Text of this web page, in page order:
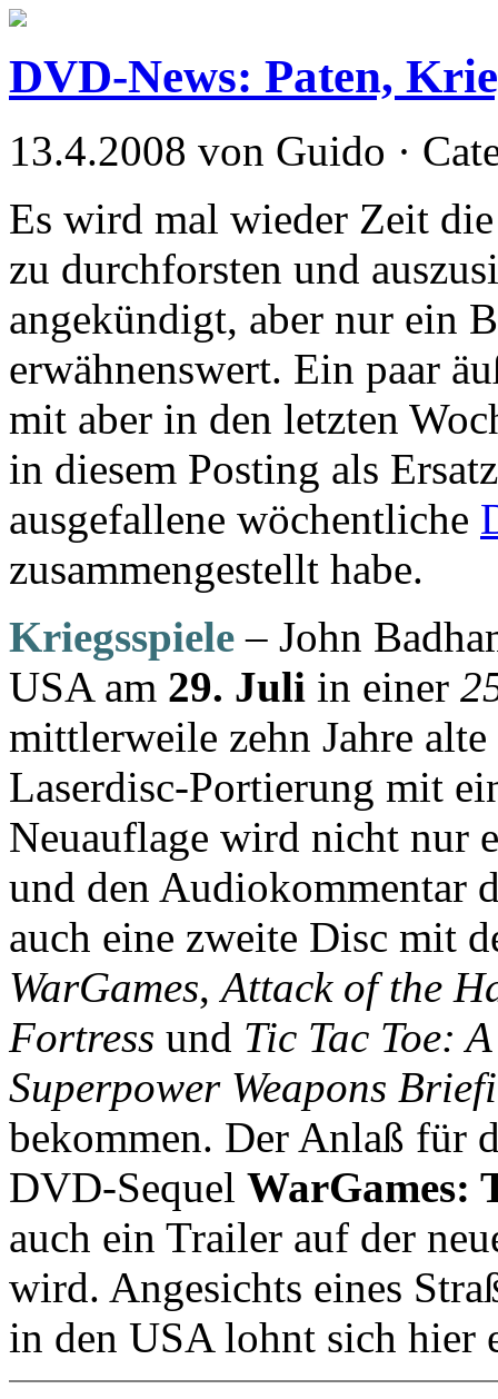
DVD-News: Paten,
13.4.2008 von Guido ·
Es wird mal wieder Zeit
zu durchforsten und
angekündigt, aber nur ein
erwähnenswert. Ein paar
mit aber in den letzten
in diesem Posting als
ausgefallene wöchentliche
zusammengestellt habe.
Kriegsspiele– John
USA am 29. Juli in einer
mittlerweile zehn Jahre
Laserdisc-Portierung mit
Neuauflage wird nicht nur
und den Audiokommentar
auch eine zweite Disc mit
WarGames,Attack of the
Fortress und Tic Tac Toe:
Superpower Weapons
bekommen. Der Anlaß für
DVD-Sequel WarGames:
auch ein Trailer auf der
wird. Angesichts eines
in den USA lohnt sich